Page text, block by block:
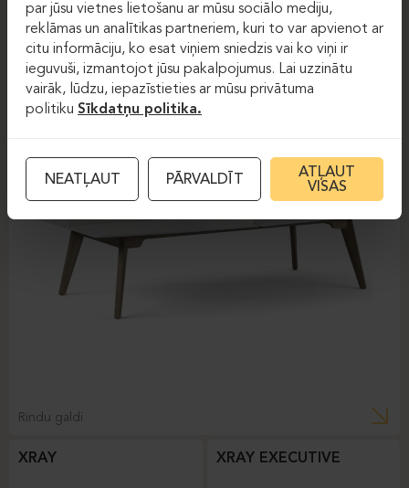
Rindu galdi
XRAY XRAY EXECUTIVE
par jūsu vietnes lietošanu ar mūsu sociālo mediju,
reklāmas un analītikas partneriem, kuri to var apvienot ar
citu informāciju, ko esat viņiem sniedzis vai ko viņi ir
ieguvuši, izmantojot jūsu pakalpojumus. Lai uzzinātu
vairāk, lūdzu, iepazīstieties ar mūsu privātuma
politiku Sīkdatņu politika.
NEATĻAUT PĀRVALDĪT
ATĻAUT
VISAS